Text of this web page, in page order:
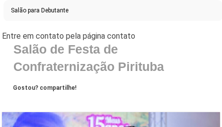
Salão para Debutante
Salão de Festa de
Confraternização Pirituba
Gostou? compartilhe!